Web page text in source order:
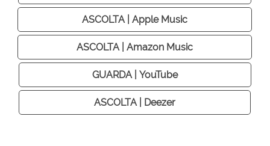
ASCOLTA | Apple Music
ASCOLTA | Amazon Music
GUARDA | YouTube
ASCOLTA | Deezer